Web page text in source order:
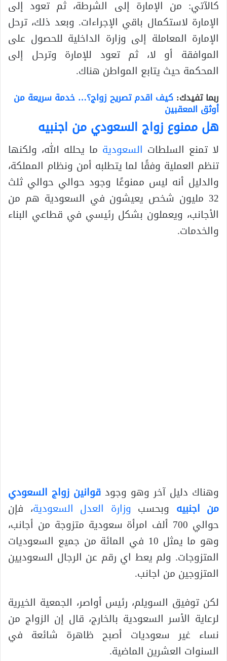
كالآتي: من الإمارة إلى الشرطة، ثم تعود إلى
الإمارة لاستكمال باقي الإجراءات. وبعد ذلك، ترحل
الإمارة المعاملة إلى وزارة الداخلية للحصول على
الموافقة أو لا، ثم تعود للإمارة وترحل إلى
المحكمة حيث يتابع المواطن هناك.
ربما تفيدك: كيف اقدم تصريح زواج؟… خدمة سريعة من
أوثق المعقبين
هل ممنوع زواج السعودي من اجنبيه
لا تمنع السلطات السعودية ما يحلله الله، ولكنها
تنظم العملية وفقًا لما يتطلبه أمن ونظام المملكة،
والدليل أنه ليس ممنوعًا وجود حوالي حوالي ثلث
32 مليون شخص يعيشون في السعودية هم من
الأجانب، ويعملون بشكل رئيسي في قطاعي البناء
والخدمات.
وهناك دليل آخر وهو وجود قوانين زواج السعودي
من اجنبيه وبحسب وزارة العدل السعودية، فإن
حوالي 700 ألف امرأة سعودية متزوجة من أجانب،
وهو ما يمثل 10 في المائة من جميع السعوديات
المتزوجات. ولم يعط اي رقم عن الرجال السعوديين
المتزوجين من اجانب.
لكن توفيق السويلم، رئيس أواصر، الجمعية الخيرية
لرعاية الأسر السعودية بالخارج، قال إن الزواج من
نساء غير سعوديات أصبح ظاهرة شائعة في
السنوات العشرين الماضية.